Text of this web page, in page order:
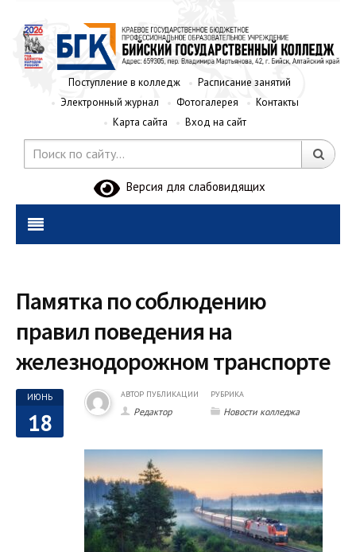
Поступление в колледж
Расписание занятий
Электронный журнал
Фотогалерея
Контакты
Карта сайта
Вход на сайт
Версия для слабовидящих
Памятка по соблюдению
правил поведения на
железнодорожном транспорте
ИЮНЬ
18
АВТОР ПУБЛИКАЦИИ
Редактор
РУБРИКА
Новости колледжа